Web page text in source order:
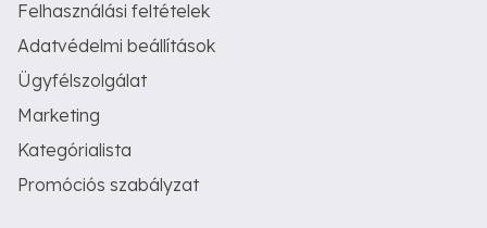
Felhasználási feltételek
Adatvédelmi beállítások
Ügyfélszolgálat
Marketing
Kategórialista
Promóciós szabályzat